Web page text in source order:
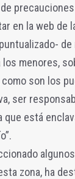
en la web de
los menores,
son los
ser
está
zona, ha